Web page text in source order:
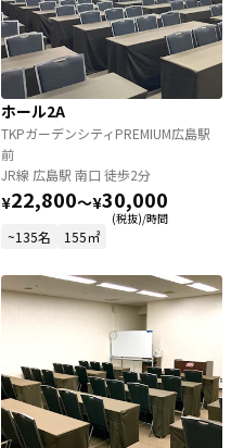
ホール2A
TKPガーデンシティPREMIUM広島駅
前
JR線 広島駅 南口 徒歩2分
¥22,800〜¥30,000
(税抜)/時間
~135名 155㎡